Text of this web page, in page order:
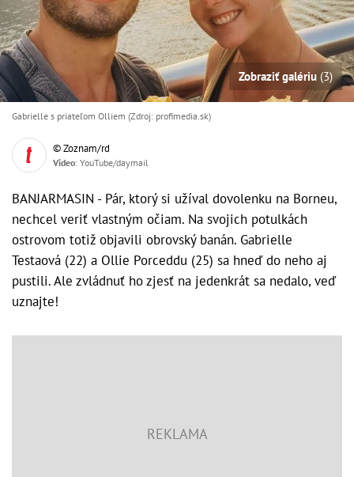
Zobraziť galériu (3)
Gabrielle s priateľom Olliem (Zdroj: profimedia.sk)
© Zoznam/rd
Video: YouTube/daymail
BANJARMASIN - Pár, ktorý si užíval dovolenku na Borneu,
nechcel veriť vlastným očiam. Na svojich potulkách
ostrovom totiž objavili obrovský banán. Gabrielle
Testaová (22) a Ollie Porceddu (25) sa hneď do neho aj
pustili. Ale zvládnuť ho zjesť na jedenkrát sa nedalo, veď
uznajte!